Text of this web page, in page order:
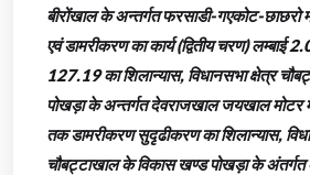
बीरोंखाल के अन्तर्गत फरसाडी-गएकोट-छाछरो
एवं डामरीकरण का कार्य (द्वितीय चरण) लम्बाई
127.19 का शिलान्यास, विधानसभा क्षेत्र
पोखड़ा के अन्तर्गत देवराजखाल जयखाल मोटर
तक डामरीकरण सुदृढीकरण का शिलान्यास,
चौबट्टाखाल के विकास खण्ड पोखड़ा के